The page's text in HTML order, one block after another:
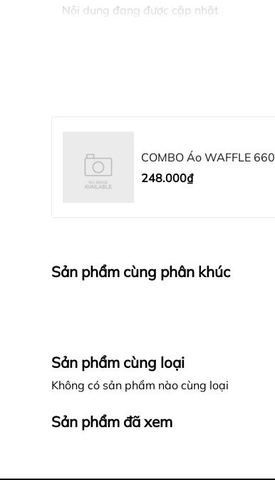
Nội dung đang được cập nhật
COMBO Áo WAFFLE
248.000₫
Sản phẩm cùng phân khúc
Sản phẩm cùng loại
Không có sản phẩm nào cùng loại
Sản phẩm đã xem